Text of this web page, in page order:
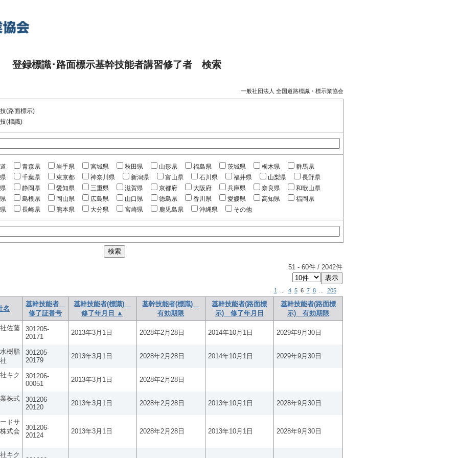
登録標識･路面標示基幹技能者講習修了者 検索
一般社団法人 全国道路標識・標示業協会
(路面標示)
(標識)
青森県 岩手県 宮城県 秋田県 山形県 福島県 茨城県 栃木県
群馬県
千葉県 東京都 神奈川県 新潟県 富山県 石川県 福井県 山梨県
長野県
静岡県 愛知県 三重県 滋賀県 京都府 大阪府 兵庫県 奈良県
和歌山県
島根県 岡山県 広島県 山口県 徳島県 香川県 愛媛県 高知県
福岡県
長崎県 熊本県 大分県 宮崎県 鹿児島県 沖縄県 その他
51- 60件 / 2042件
1 4 5 6 7 8 205
名
基幹技能者
修了証番号
基幹技能者(標識)
修了年月日 ▲
基幹技能者(標識)
有効期限
基幹技能者(路面標
示) 修了年月日
基幹技能者(路面標
示) 有効期限
佐藤
301205-
20171
2013年3月1日 2028年2月28日 2014年10月1日 2029年9月30日
樹脂
301205-
20179
2013年3月1日 2028年2月28日 2014年10月1日 2029年9月30日
キク
301206-
00051
2013年3月1日 2028年2月28日
株式
301206-
20120
2013年3月1日 2028年2月28日 2013年10月1日 2028年9月30日
ドサ
式会
301206-
20124
2013年3月1日 2028年2月28日 2013年10月1日 2028年9月30日
キク